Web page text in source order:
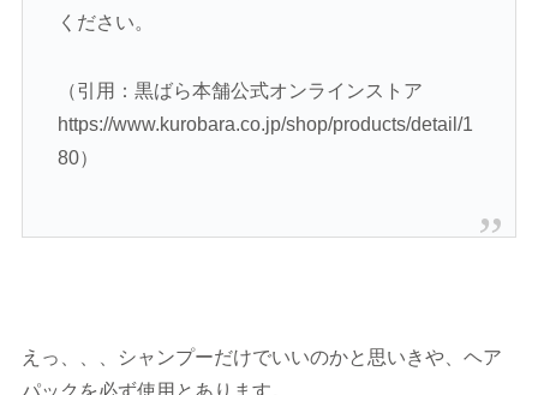
ください。
（引用：黒ばら本舗公式オンラインストア
https://www.kurobara.co.jp/shop/products/detail/1
80）
えっ、、、シャンプーだけでいいのかと思いきや、ヘア
パックを必ず使用とあります。